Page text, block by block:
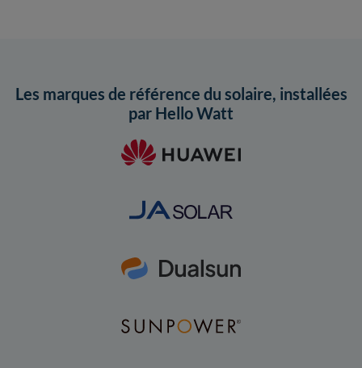
Les marques de référence du solaire, installées
par Hello Watt